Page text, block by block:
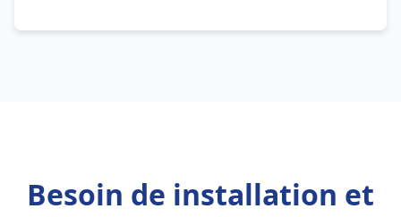
Besoin de installation et